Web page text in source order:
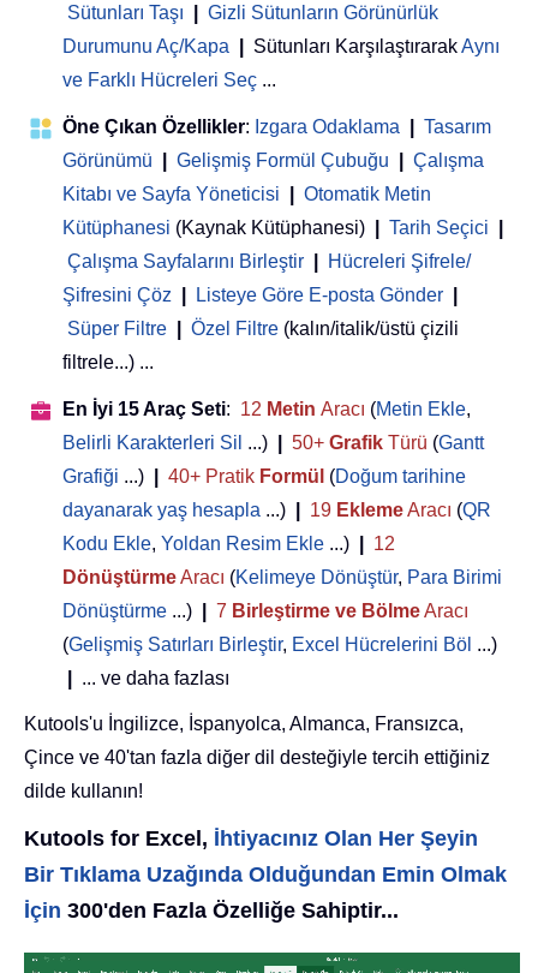
Sütunları Taşı
Gizli Sütunların Görünürlük
Durumunu Aç/Kapa
Sütunları KarşılaştırarakAynı
ve Farklı Hücreleri Seç ...
Öne Çıkan Özellikler: Izgara Odaklama
Tasarım
Görünümü
Gelişmiş Formül Çubuğu
Çalışma
Kitabı ve Sayfa Yöneticisi
Otomatik Metin
Kütüphanesi (Kaynak Kütüphanesi) Tarih Seçici
Çalışma Sayfalarını Birleştir
Hücreleri Şifrele/
Şifresini Çöz
Listeye Göre E-posta Gönder
Süper Filtre
Özel Filtre (kalın/italik/üstü çizili
filtrele...) ...
En İyi 15 Araç Seti: 12 Metin Aracı (Metin Ekle,
Belirli Karakterleri Sil ...) 50+ Grafik Türü (Gantt
Grafiği ...) 40+ Pratik Formül (Doğum tarihine
dayanarak yaş hesapla ...) 19 EklemeAracı (QR
Kodu Ekle, Yoldan Resim Ekle ...)
12
DönüştürmeAracı (Kelimeye Dönüştür, Para Birimi
Dönüştürme ...) 7 Birleştirme ve BölmeAracı
(Gelişmiş Satırları Birleştir, Excel Hücrelerini Böl ...)
... ve daha fazlası
Kutools'u İngilizce, İspanyolca, Almanca, Fransızca,
Çince ve 40'tan fazla diğer dil desteğiyle tercih ettiğiniz
dilde kullanın!
Kutools for Excel, İhtiyacınız Olan Her Şeyin
Bir Tıklama Uzağında Olduğundan Emin Olmak
İçin 300'den Fazla Özelliğe Sahiptir...